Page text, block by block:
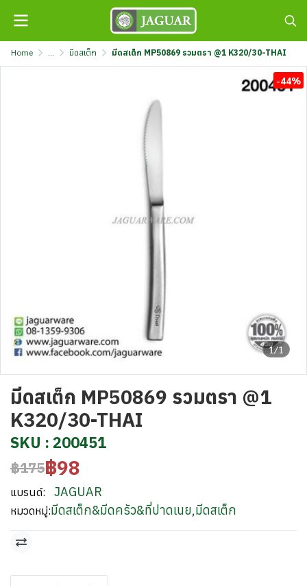
Home ... มีดสเต็ก มีดสเต็ก MP50869 รวมตรา @1 K320/30-THAI
1/1
-44%
มีดสเต็ก MP50869 รวมตรา @1
K320/30-THAI
SKU : 200451
฿175฿98
แบรนด์: JAGUAR
หมวดหมู่:มีดสเต็ก&มีดครัว&ที่ปาดเนย,มีดสเต็ก